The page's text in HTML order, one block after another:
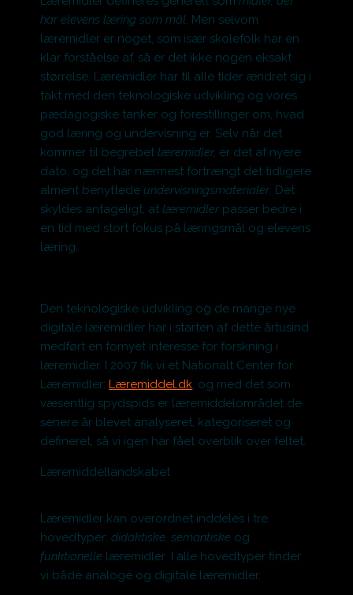
har elevens læring som mål. Men selvom
læremidler er noget, som især skolefolk har en
klar forståelse af, så er det ikke nogen eksakt
størrelse. Læremidler har til alle tider ændret sig i
takt med den teknologiske udvikling og vores
pædagogiske tanker og forestillinger om, hvad
god læring og undervisning er. Selv når det
kommer til begrebetlæremidler, er det af nyere
dato, og det har nærmest fortrængt det tidligere
alment benyttedeundervisningsmaterialer. Det
skyldes antageligt, atlæremidlerpasser bedre i
en tid med stort fokus på læringsmål og elevens
læring.
Den teknologiske udvikling og de mange nye
digitale læremidler har i starten af dette årtusind
medført en fornyet interesse for forskning i
læremidler. I 2007 fik vi et Nationalt Center for
Læremidler:Læremiddel.dk , og med det som
væsentlig spydspids er læremiddelområdet de
senere år blevet analyseret, kategoriseret og
defineret, så vi igen har fået overblik over feltet.
Læremiddellandskabet
Læremidler kan overordnet inddeles i tre
hovedtyper: didaktiske, semantiske og
funktionelle læremidler I alle hovedtyper finder
vi både analoge og digitale læremidler.